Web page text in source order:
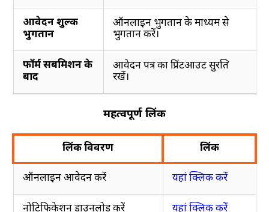
आवेदन शुल्क
भुगतान
ऑनलाइन भुगतान के माध्यम से
भुगतान करें।
फॉर्म सबमिशन के
बाद
आवेदन पत्र का प्रिंटआउट सुरक्षित
रखें।
महत्वपूर्ण लिंक
लिंक विवरण लिंक
ऑनलाइन आवेदन करें यहां क्लिक करें
नोटिफिकेशन डाउनलोड करें यहां क्लिक करें